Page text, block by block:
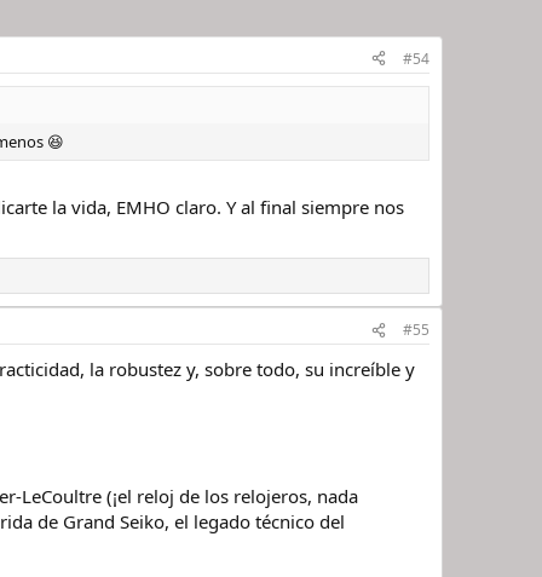
#54
😆
la vida, EMHO claro. Y al final siempre nos
#55
la robustez y, sobre todo, su increíble y
LeCoultre (¡el reloj de los relojeros, nada
de Grand Seiko, el legado técnico del